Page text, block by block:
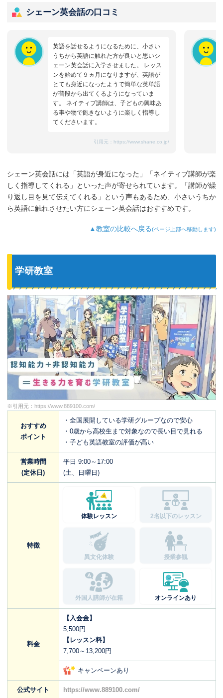
シェーン英会話の口コミ
英語を話せるようになるために、小さい
うちから英語に触れた方が良いと思いシ
ェーン英会話に入学させました。 レッス
ンを始めて９ヵ月になりますが、英語が
とても身近になったようで簡単な英単語
が普段から出てくるようになっていま
す。 ネイティブ講師は、子どもの興味あ
る事や物で飽きないように楽しく指導し
てくださいます。
引用元： https://www.shane.co.jp/
シェーン英会話には「英語が身近になった」「ネイティブ講師が楽
しく指導してくれる」といった声が寄せられています。「講師が繰
り返し目を見て伝えてくれる」という声もあるため、小さいうちか
ら英語に触れさせたい方にシェーン英会話はおすすめです。
▲教室の比較へ戻る(ページ上部へ移動します)
学研教室
※引用元： https://www.889100.com/
おすすめ
ポイント
・全国展開している学研グループなので安心
・0歳から高校生まで対象なので長い目で見れる
・子ども英語教室の評価が高い
営業時間
(定休日)
平日 9:00～17:00
(土、日曜日)
特徴
体験レッスン 2名以下のレッスン
異文化体験 授業参観
外国人講師が在籍 オンラインあり
料金
【入会金】
5,500円
【レッスン料】
7,700～13,200円
キャンペーンあり
公式サイト https://www.889100.com/